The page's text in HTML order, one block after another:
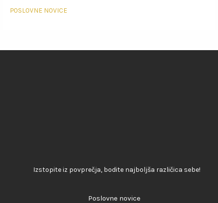
POSLOVNE NOVICE
Izstopite iz povprečja, bodite najboljša različica sebe!
Poslovne novice